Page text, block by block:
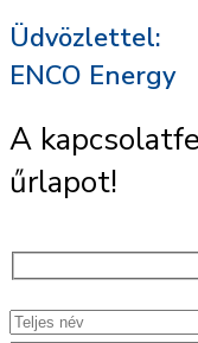
Üdvözlettel:
ENCO Energy
A
űrlapot!